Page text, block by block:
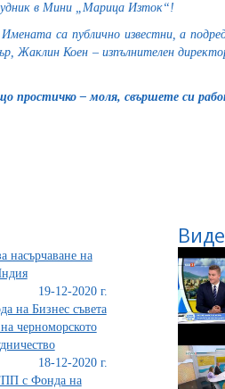
в Мини „Марица Изток“!
са публично известни, а
Жаклин Коен – изпълнителен
простичко – моля, свършете си
насърчаване на
19-12-2020 г.
на Бизнес съвета
черноморското
18-12-2020 г.
с Фонда на